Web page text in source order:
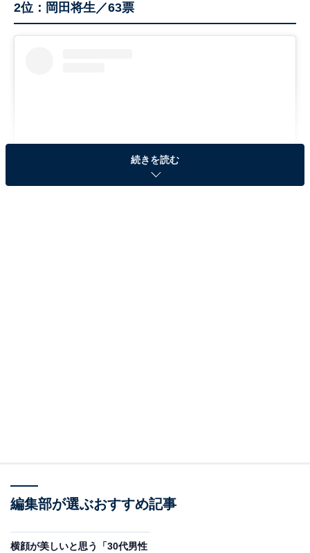
2位：岡田将生／63票
ク』では主演に抜てきされました。透き通るような白い
肌が印象的で、大きな手のひらとすらりとした指先が演
続きを読む
編集部が選ぶおすすめ記事
横顔が美しいと思う「30代男性